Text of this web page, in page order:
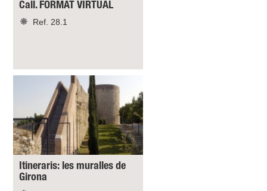
Call. FORMAT VIRTUAL
Ref. 28.1
Itineraris: les muralles de
Girona